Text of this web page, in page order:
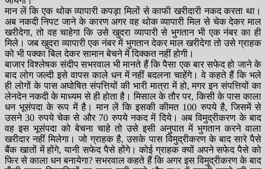
मान लें कि एक थोक व्यापारी कपड़ा मिलों से काफी खरीदारी नकद करता था।
अब नकदी निपट जाने के कारण अगर वह थोक व्यापारी मिल से चेक देकर माल
खरीदेगा, तो वह चाहेगा कि उसे खुदरा व्यापारी से भुगतान भी एक नंबर का ही
मिले। जब खुदरा व्यापारी एक नंबर में भुगतान देकर माल खरीदेगा तो उसे ग्राहक
को भी पक्का बिल देकर सामान बेचने में दिक्कत नहीं होगी।
बाजार विश्लेषक संदीप सभरवाल भी मानते हैं कि पैसा एक बार सफेद हो जाने के
बाद लोग जल्दी इसे वापस काले धन में नहीं बदलना चाहेंगे। वे कहते हैं कि भले
ही लोगों के पास अघोषित संपत्तियों की भारी मात्रा में हो, मगर इन संपत्तियों का
लेनदेन नकदी के माध्यम से ही होता है। मिसाल के तौर पर, किसी के पास काला
धन भूसंपदा के रूप में है। मान लें कि इसकी कीमत 100 रुपये है, जिसमें से
उसने 30 रुपये चेक से और 70 रुपये नकद में दिये। अब विमुद्रीकरण के बाद
वह इस भूसंपदा को बेचना चाहे तो उसे इसी अनुपात में भुगतान करने वाला
खरीदार नहीं मिलेगा। जो ग्राहक है, उसके पास विमुद्रीकरण के बाद सारे पैसे
बैंक खातों में होंगे, यानी सफेद पैसे होंगे। कोई ग्राहक क्यों अपने सफेद पैसे को
फिर से काला धन बनायेगा? सभरवाल कहते हैं कि अगर इस विमुद्रीकरण के बाद